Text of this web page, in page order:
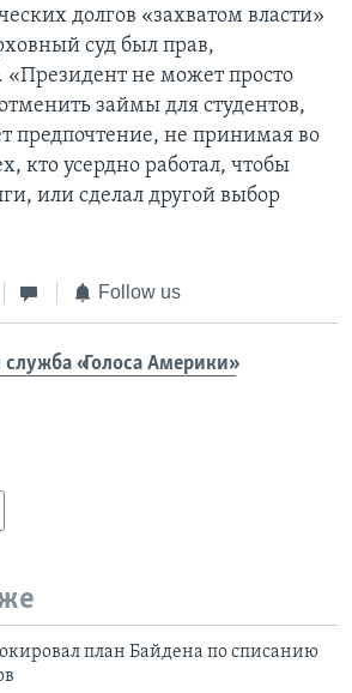
долгов «захватом власти»
суд был прав,
«Президент не может просто
займы для студентов,
предпочтение, не принимая во
кто усердно работал, чтобы
или сделал другой выбор
Follow us
служба «Голоса Америки»
план Байдена по списанию